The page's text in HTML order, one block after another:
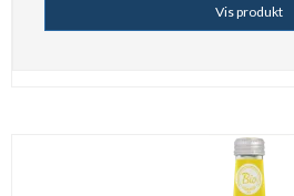
Vis produkt